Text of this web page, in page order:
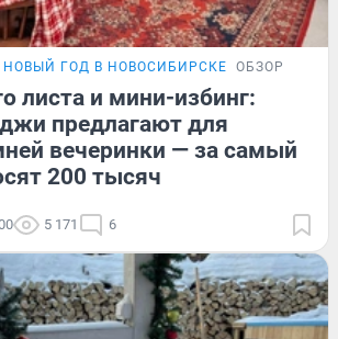
НОВЫЙ ГОД В НОВОСИБИРСКЕ ОБЗОР
листа и мини-избинг:
предлагают для
вечеринки — за самый
200 тысяч
5 171 6